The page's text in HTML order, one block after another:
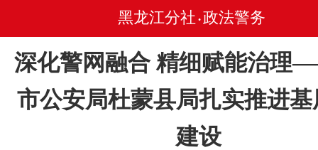
黑龙江分社 • 政法警务
深化警网融合 精细赋能治理
市公安局杜蒙县局扎实推进
建设